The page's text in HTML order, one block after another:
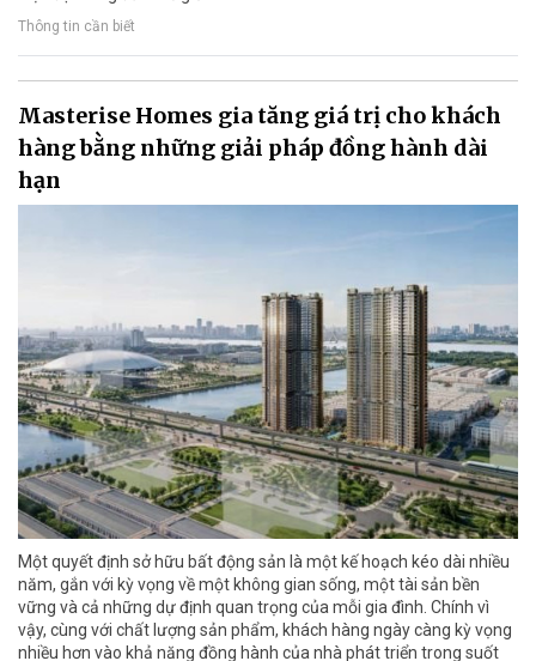
Thông tin cần biết
Masterise Homes gia tăng giá trị cho khách
hàng bằng những giải pháp đồng hành dài
hạn
Một quyết định sở hữu bất động sản là một kế hoạch kéo dài nhiều
năm, gắn với kỳ vọng về một không gian sống, một tài sản bền
vững và cả những dự định quan trọng của mỗi gia đình. Chính vì
vậy, cùng với chất lượng sản phẩm, khách hàng ngày càng kỳ vọng
nhiều hơn vào khả năng đồng hành của nhà phát triển trong suốt